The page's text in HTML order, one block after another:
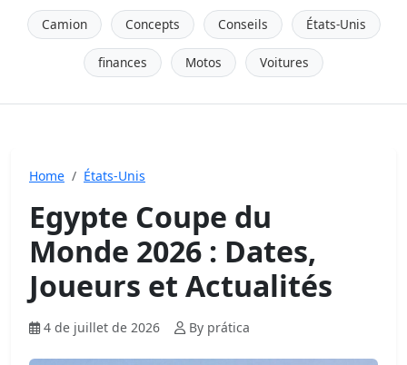
Camion Concepts Conseils États-Unis
finances Motos Voitures
Home États-Unis
Egypte Coupe du
Monde 2026 : Dates,
Joueurs et Actualités
4 de juillet de 2026 By prática